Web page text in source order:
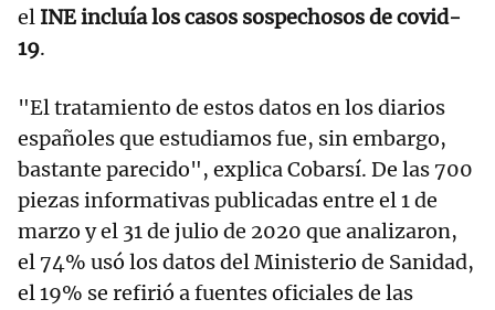
el INE incluía los casos sospechosos de covid-
19.
"El tratamiento de estos datos en los diarios
españoles que estudiamos fue, sin embargo,
bastante parecido", explica Cobarsí. De las 700
piezas informativas publicadas entre el 1 de
marzo y el 31 de julio de 2020 que analizaron,
el 74% usó los datos del Ministerio de Sanidad,
el 19% se refirió a fuentes oficiales de las